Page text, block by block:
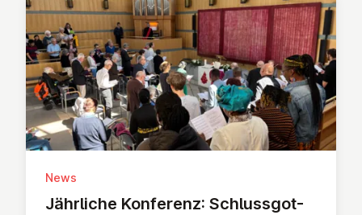
News
Jährliche Konferenz: Schluss­got­